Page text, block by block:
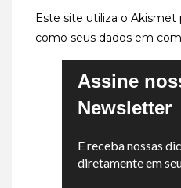
Este site utiliza o Akismet
como seus dados em
Assine
Newsletter
E receba nossas
diretamente em